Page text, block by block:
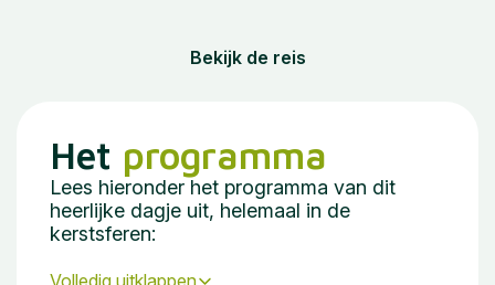
Bekijk de reis
Het programma
Lees hieronder het programma van dit
heerlijke dagje uit, helemaal in de
kerstsferen: